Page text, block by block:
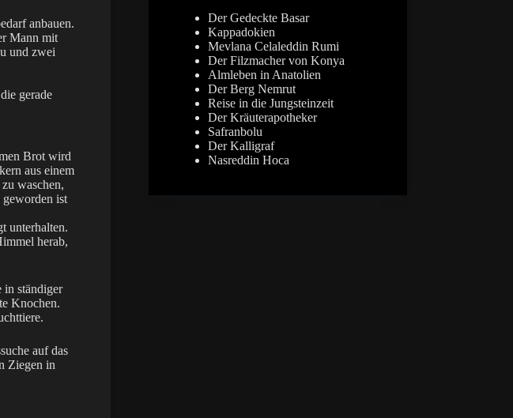
anbauen.
Mann mit
und zwei
gerade
Brot wird
aus einem
waschen,
geworden ist
unterhalten.
herab,
in ständiger
Knochen.
auf das
Ziegen in
Der Gedeckte Basar
Kappadokien
Mevlana Celaleddin Rumi
Der Filzmacher von Konya
Almleben in Anatolien
Der Berg Nemrut
Reise in die Jungsteinzeit
Der Kräuterapotheker
Safranbolu
Der Kalligraf
Nasreddin Hoca